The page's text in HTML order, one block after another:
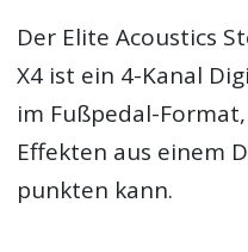
Der Elite Acoustics
X4 ist ein 4-Kanal
im Fußpedal-
Effekten aus einem
punkten kann.